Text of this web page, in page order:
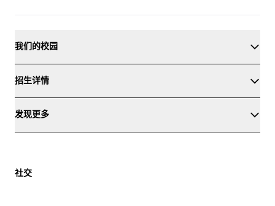
我们的校园
招生详情
发现更多
社交